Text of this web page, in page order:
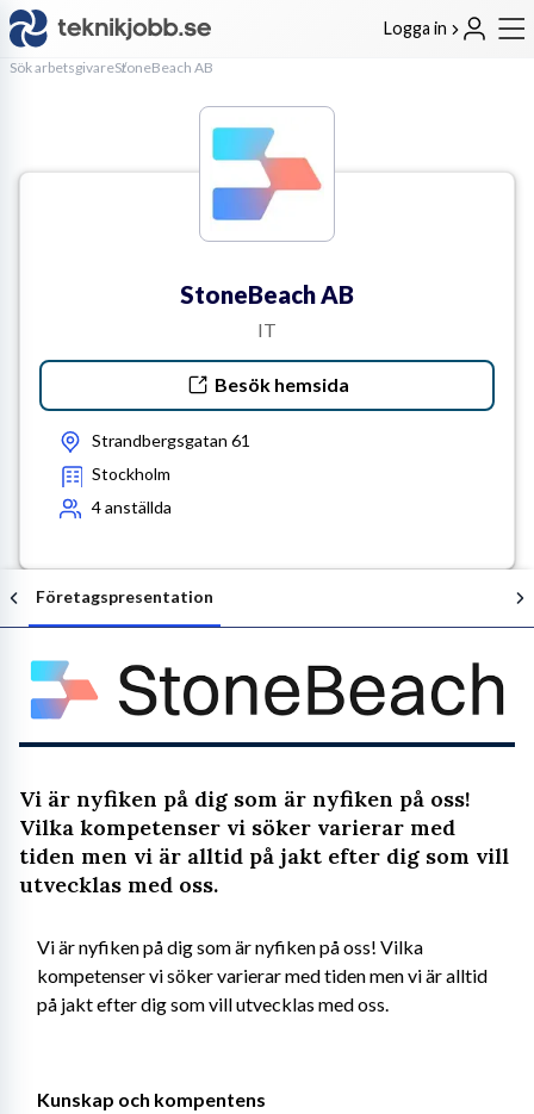
Logga in
Sök arbetsgivareStoneBeach AB
StoneBeach AB
IT
Besök hemsida
Strandbergsgatan 61
Stockholm
4anställda
Företagspresentation
Vi är nyfiken på dig som är nyfiken på oss!
Vilka kompetenser vi söker varierar med
tiden men vi är alltid på jakt efter dig som vill
utvecklas med oss.
Vi är nyfiken på dig som är nyfiken på oss! Vilka
kompetenser vi söker varierar med tiden men vi är alltid
på jakt efter dig som vill utvecklas med oss.
Kunskap och kompentens